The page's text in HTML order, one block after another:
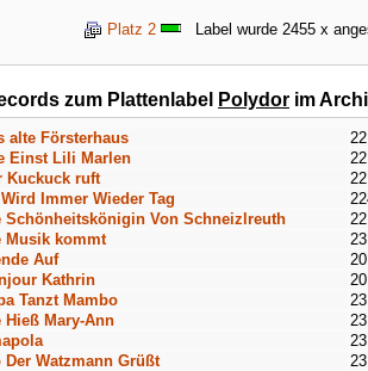
Platz 2 Label wurde 2455 x
zum Plattenlabel Polydor im
alte Försterhaus
Einst Lili Marlen
Kuckuck ruft
Wird Immer Wieder Tag
Schönheitskönigin Von Schneizlreuth
Musik kommt
Auf
Kathrin
Tanzt Mambo
Hieß Mary-Ann
Der Watzmann Grüßt